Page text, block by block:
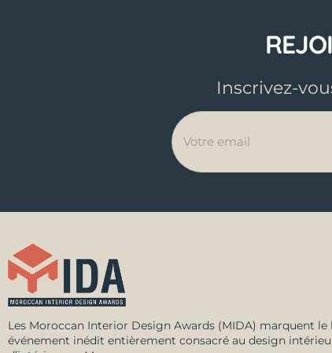
Inscrivez-
Les Moroccan Interior Design Awards (MIDA) marquent le
événement inédit entièrement consacré au design